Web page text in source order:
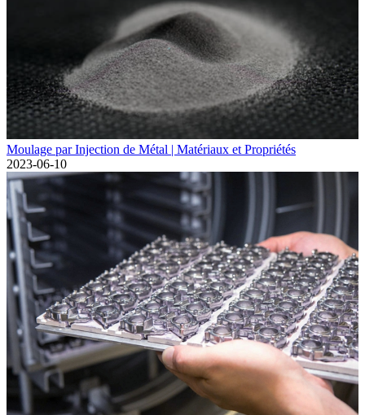
Moulage par Injection de Métal | Matériaux et Propriétés
2023-06-10